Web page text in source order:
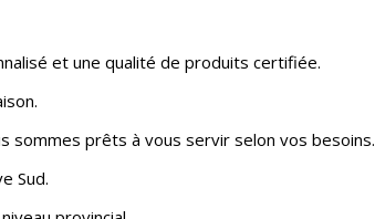
et une qualité de produits certifiée.
sommes prêts à vous servir selon vos besoins.
Sud.